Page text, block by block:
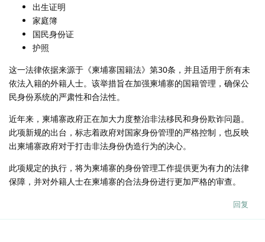
出生证明
家庭簿
国民身份证
护照
这一法律依据来源于《柬埔寨国籍法》第30条，并且适用于所有未
依法入籍的外籍人士。该举措旨在加强柬埔寨的国籍管理，确保公
民身份系统的严肃性和合法性。
近年来，柬埔寨政府正在加大力度整治非法移民和身份欺诈问题。
此项新规的出台，标志着政府对国家身份管理的严格控制，也反映
出柬埔寨政府对于打击非法身份伪造行为的决心。
此项规定的执行，将为柬埔寨的身份管理工作提供更为有力的法律
保障，并对外籍人士在柬埔寨的合法身份进行更加严格的审查。
回复